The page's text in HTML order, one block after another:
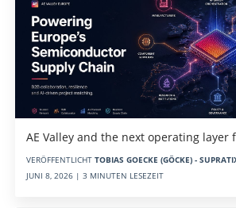
AE Valley and the next operating layer
VERÖFFENTLICHT TOBIAS GOECKE (GÖCKE) -
JUNI 8, 2026 | 3 MINUTEN LESEZEIT